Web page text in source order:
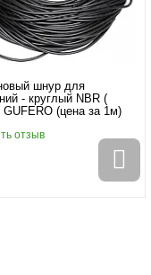
шнур для
- круглый NBR (
GUFERO (цена за 1м)
отзыв